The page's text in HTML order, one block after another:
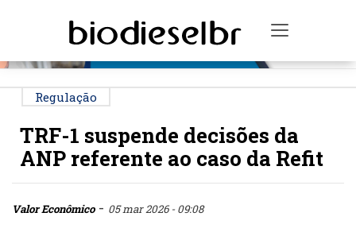
Toggle
Regulação
TRF-1 suspende decisões da
ANP referente ao caso da Refit
Valor Econômico- 05 mar 2026 - 09:08